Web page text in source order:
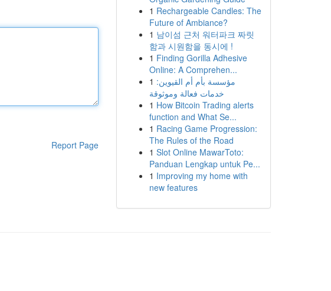
Report Page
1 Rechargeable Candles: The
Future of Ambiance?
1 남이섬 근처 워터파크 짜릿
함과 시원함을 동시에 !
1 Finding Gorilla Adhesive
Online: A Comprehen...
1 مؤسسة بأم أم القيوين:
خدمات فعالة وموثوقة
1 How Bitcoin Trading alerts
function and What Se...
1 Racing Game Progression:
The Rules of the Road
1 Slot Online MawarToto:
Panduan Lengkap untuk Pe...
1 Improving my home with
new features